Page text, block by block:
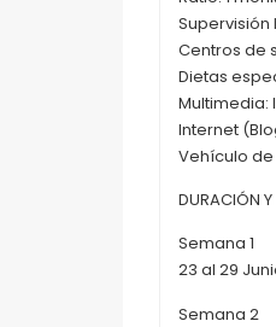
Centros de
Dietas
Internet
Vehículo
DURACIÓN
Semana 1
23 al 29
Semana 2